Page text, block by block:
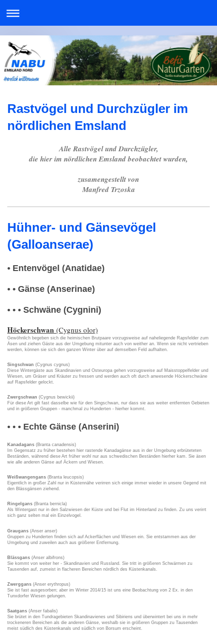
Rastvögel und Durchzügler im
nördlichen Emsland
Alle Rastvögel und Durchzügler,
die hier im nördlichen Emsland beobachtet wurden,
zusamengestellt von
Manfred Trzoska
Hühner- und Gänsevögel
(Galloanserae)
• Entenvögel (Anatidae)
• • Gänse (Anserinae)
• • • Schwäne (Cygnini)
Höckerschwan (Cygnus olor)
Gewöhnlich begeben sich die heimischen Brutpaare vorzugsweise auf naheliegende Rapsfelder zum
Äsen und ziehen Gäste aus der Umgebung mitunter auch von weither an. Wenn sie nicht vertrieben
werden, können sie sich den ganzen Winter über auf demselben Feld aufhalten.
Singschwan (Cygnus cygnus)
Diese Wintergäste aus Skandinavien und Osteuropa gehen vorzugsweise auf Maisstoppelfelder und
Wiesen, um Gräser und Kräuter zu fressen und werden auch oft durch anwesende Höckerschwäne
auf Rapsfelder gelockt.
Zwergschwan (Cygnus bewickii)
Für diese Art gilt fast dasselbe wie für den Singschwan, nur dass sie aus weiter entfernten Gebieten
und in größeren Gruppen - manchmal zu Hunderten - hierher kommt.
• • • Echte Gänse (Anserini)
Kanadagans (Branta canadensis)
Im Gegensatz zu früher bestehen hier rastende Kanadagänse aus in der Umgebung erbrüteteten
Beständen, während diese Art früher wohl nur aus schwedischen Beständen hierher kam. Sie äsen
wie alle anderen Gänse auf Äckern und Wiesen.
Weißwangengans (Branta leucopsis)
Eigentlich in großer Zahl nur in Küstennähe verirren sich einige immer wieder in unsere Gegend mit
den Blässgänsen ziehend.
Ringelgans (Branta bernicla)
Als Wintergast nur in den Salzwiesen der Küste und bei Flut im Hinterland zu finden. Zu uns verirrt
sich ganz selten mal ein Einzelvogel.
Graugans (Anser anser)
Gruppen zu Hunderten finden sich auf Ackerflächen und Wiesen ein. Sie entstammen aus der
Umgebung und zuweilen auch aus größerer Entfernung.
Blässgans (Anser albifrons)
Sie kommt von weiter her - Skandinavien und Russland. Sie tritt in größeren Schwärmen zu
Tausenden auf, zumeist in flacheren Bereichen nördlich des Küstenkanals.
Zwerggans (Anser erythropus)
Sie ist fast ausgesorben; aber im Winter 2014/15 ist uns eine Beobachtung von 2 Ex. in den
Tunxdorfer Wiesen gelungen.
Saatgans (Anser fabalis)
Sie brütet in den Tundragebieten Skandinavienes und Sibiriens und überwintert bei uns in mehr
trockeneren Bereichen als die anderen Gänse, weshalb sie in größeren Gruppen zu Tausenden
meist südlich des Küstenkanals und südlich von Borsum erscheint.